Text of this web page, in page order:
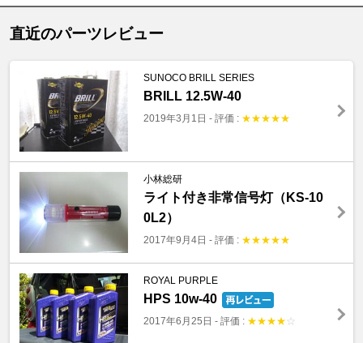
直近のパーツレビュー
SUNOCO BRILL SERIES
BRILL 12.5W-40
2019年3月1日 - 評価 : ★★★★★
小林総研
ライト付き非常信号灯（KS-10
0L2）
2017年9月4日 - 評価 : ★★★★★
ROYAL PURPLE
HPS 10w-40
2017年6月25日 - 評価 : ★★★★ ☆